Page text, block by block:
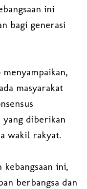
ini
bagi generasi
masyarakat
yang diberikan
wakil rakyat.
kebangsaan ini,
berbangsa dan